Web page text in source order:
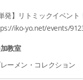
単発】リトミックイベント
iko-yo.net/events/
教室
ーメン・コレクション